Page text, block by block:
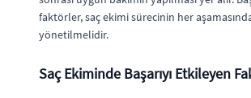
faktörler, saç ekimi sürecinin her
yönetilmelidir.
Saç Ekiminde Başarıyı Etkileyen